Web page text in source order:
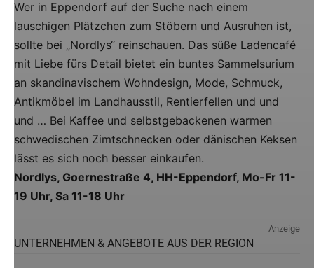
Wer in Eppendorf auf der Suche nach einem
lauschigen Plätzchen zum Stöbern und Ausruhen ist,
sollte bei „Nordlys“ reinschauen. Das süße Ladencafé
mit Liebe fürs Detail bietet ein buntes Sammelsurium
an skandinavischem Wohndesign, Mode, Schmuck,
Antikmöbel im Landhausstil, Rentierfellen und und
und … Bei Kaffee und selbstgebackenen warmen
schwedischen Zimtschnecken oder dänischen Keksen
lässt es sich noch besser einkaufen.
Nordlys, Goernestraße 4, HH-Eppendorf, Mo-Fr 11-
19 Uhr, Sa 11-18 Uhr